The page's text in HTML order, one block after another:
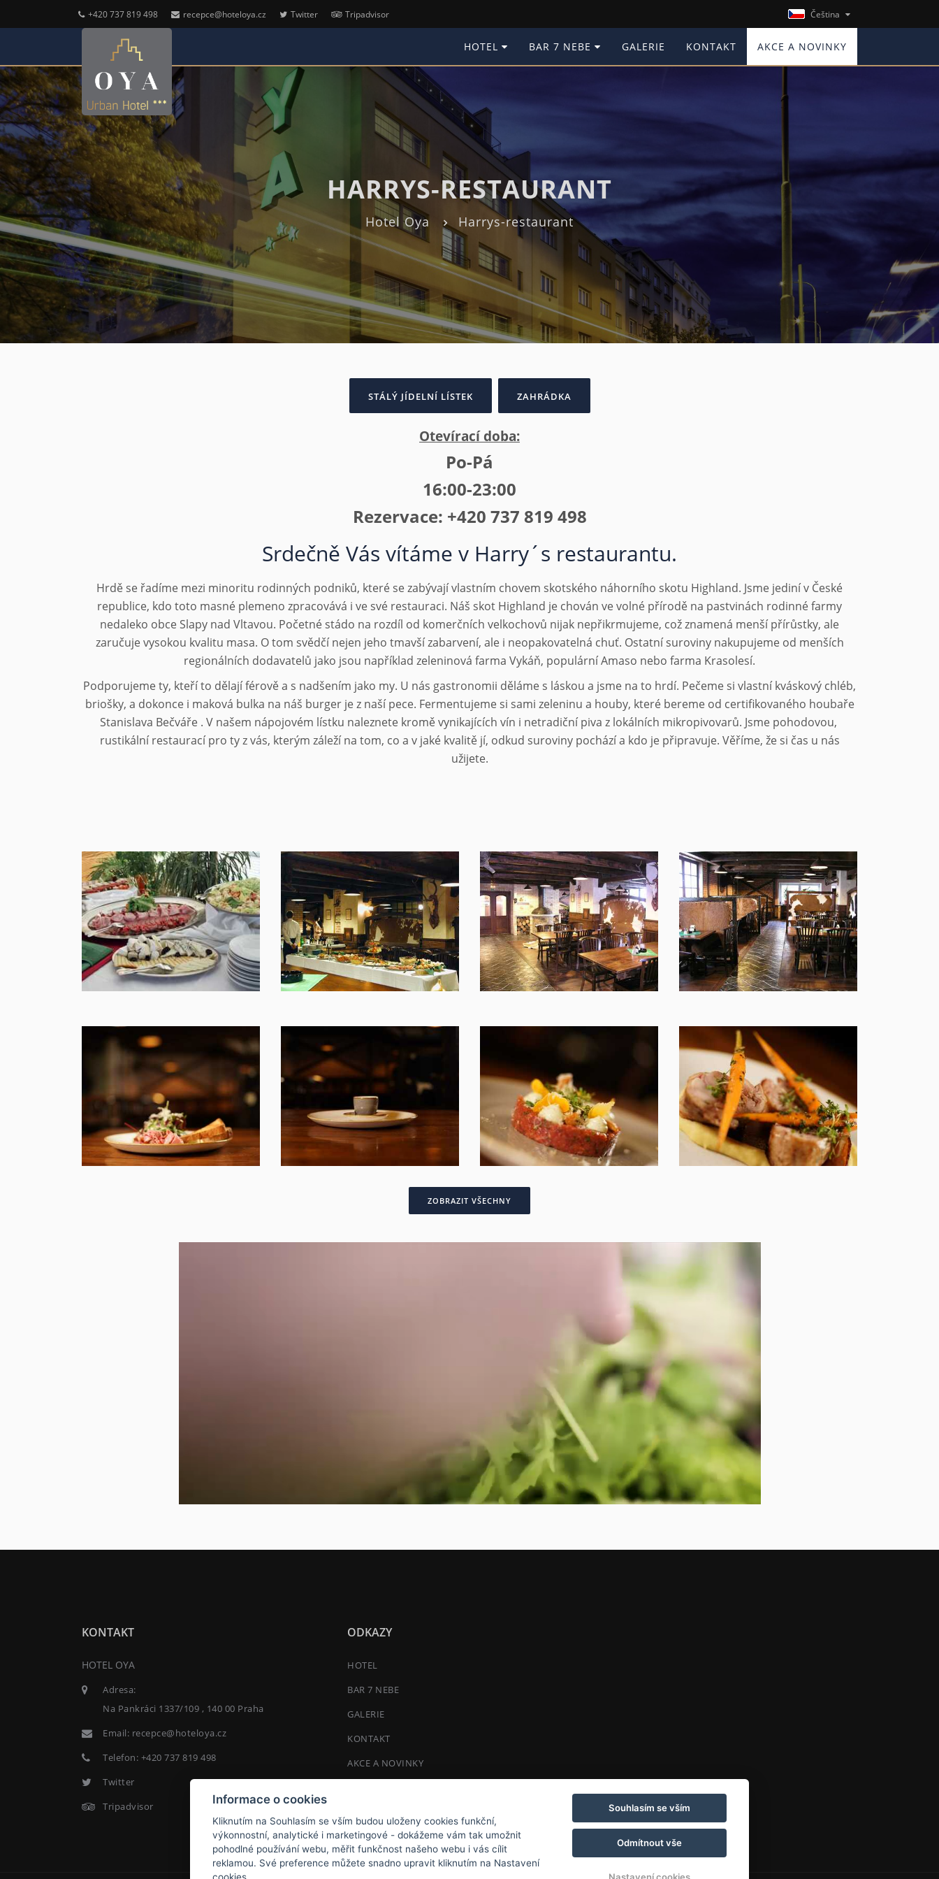
+420 737 819 498 recepce@hoteloya.cz Twitter Tripadvisor Čeština
HOTEL BAR 7 NEBE GALERIE KONTAKT AKCE A NOVINKY
HARRYS-RESTAURANT
Hotel Oya Harrys-restaurant
STÁLÝ JÍDELNÍ LÍSTEK ZAHRÁDKA
Otevírací doba:
Po-Pá
16:00-23:00
Rezervace: +420 737 819 498
Srdečně Vás vítáme v Harry´s restaurantu.
Hrdě se řadíme mezi minoritu rodinných podniků, které se zabývají vlastním chovem skotského náhorního skotu Highland. Jsme jediní v České
republice, kdo toto masné plemeno zpracovává i ve své restauraci. Náš skot Highland je chován ve volné přírodě na pastvinách rodinné farmy
nedaleko obce Slapy nad Vltavou. Početné stádo na rozdíl od komerčních velkochovů nijak nepřikrmujeme, což znamená menší přírůstky, ale
zaručuje vysokou kvalitu masa. O tom svědčí nejen jeho tmavší zabarvení, ale i neopakovatelná chuť. Ostatní suroviny nakupujeme od menších
regionálních dodavatelů jako jsou například zeleninová farma Vykáň, populární Amaso nebo farma Krasolesí.
Podporujeme ty, kteří to dělají férově a s nadšením jako my. U nás gastronomii děláme s láskou a jsme na to hrdí. Pečeme si vlastní kváskový chléb,
briošky, a dokonce i maková bulka na náš burger je z naší pece. Fermentujeme si sami zeleninu a houby, které bereme od certifikovaného houbaře
Stanislava Bečváře . V našem nápojovém lístku naleznete kromě vynikajících vín i netradiční piva z lokálních mikropivovarů. Jsme pohodovou,
rustikální restaurací pro ty z vás, kterým záleží na tom, co a v jaké kvalitě jí, odkud suroviny pochází a kdo je připravuje. Věříme, že si čas u nás
užijete.
ZOBRAZIT VŠECHNY
KONTAKT
HOTEL OYA
Adresa:
Na Pankráci 1337/109 , 140 00 Praha
Email: recepce@hoteloya.cz
Telefon: +420 737 819 498
Twitter
Tripadvisor
ODKAZY
HOTEL
BAR 7 NEBE
GALERIE
KONTAKT
AKCE A NOVINKY
Informace o cookies
Kliknutím na Souhlasím se vším budou uloženy cookies funkční,
výkonnostní, analytické i marketingové - dokážeme vám tak umožnit
pohodlné používání webu, měřit funkčnost našeho webu i vás cílit
reklamou. Své preference můžete snadno upravit kliknutím na Nastavení
Souhlasím se vším
Odmítnout vše